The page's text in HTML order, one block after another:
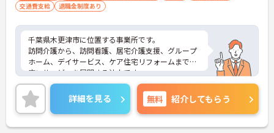
交通費支給
退職金制度あり
千葉県木更津市に位置する事業所です。
訪問介護から、訪問看護、居宅介護支援、グループ
ホーム、デイサービス、ケア住宅リフォームまで幅
広いサービスを展開する法人です。
多様性のある小規模多機能型施設ならではの経験を
積んでいただけます。
年間休日110日！リフレッシュ休暇もあり、メリハ
リつけてご就業いただけます。
ご興味ある方には、面接対策ポイントなど、さらに
詳細を見る 無料 紹介してもらう